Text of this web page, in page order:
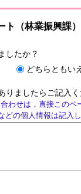
（林業振興課）
したか？
どちらともい
りましたらご記入く
わせは，直接この
どの個人情報は記入